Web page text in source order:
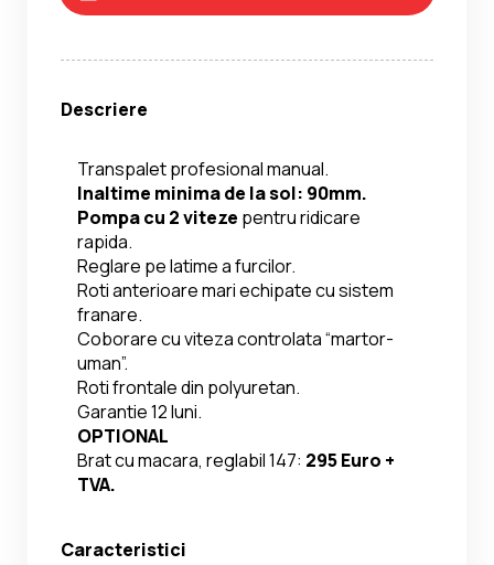
Descriere
Transpalet profesional manual.
Inaltime minima de la sol: 90mm.
Pompa cu 2 viteze pentru ridicare
rapida.
Reglare pe latime a furcilor.
Roti anterioare mari echipate cu sistem
franare.
Coborare cu viteza controlata “martor-
uman”.
Roti frontale din polyuretan.
Garantie 12 luni.
OPTIONAL
Brat cu macara, reglabil 147: 295 Euro +
TVA.
Caracteristici